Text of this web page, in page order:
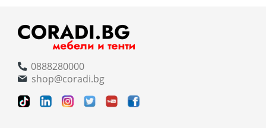
0888280000
shop@coradi.bg